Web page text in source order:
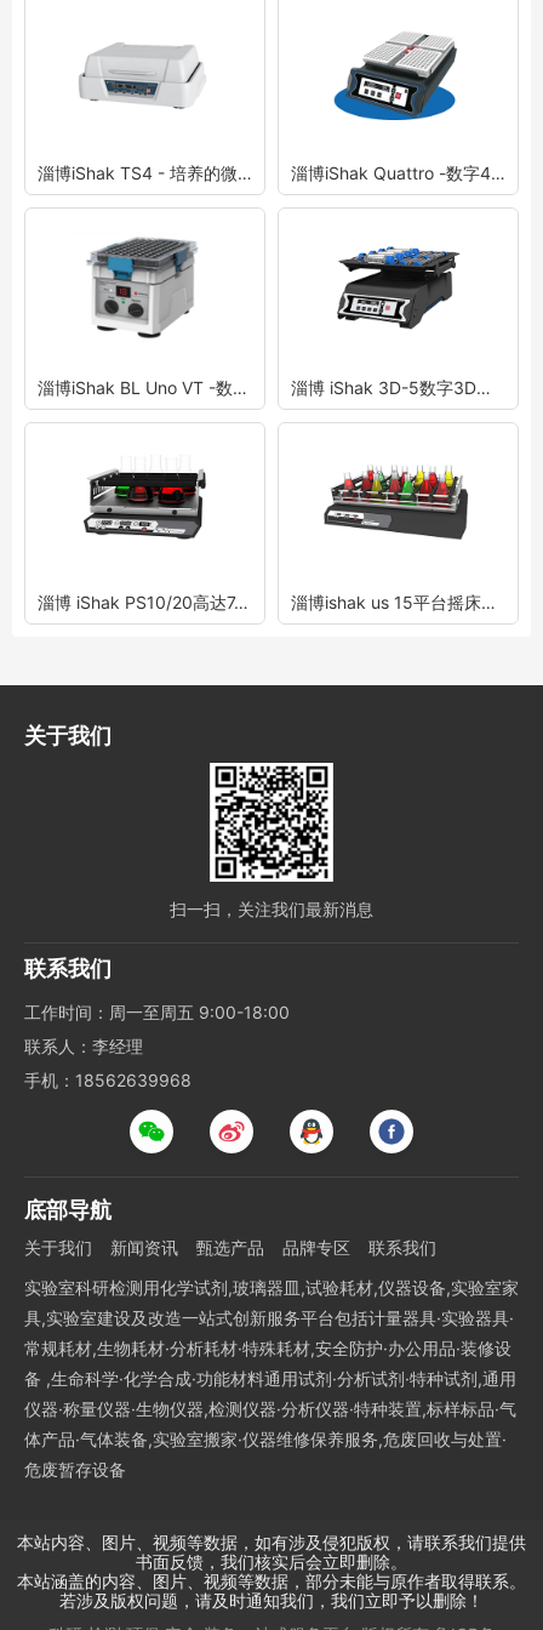
淄博iShak TS4 - 培养的微孔板振荡器 淄博iShak Quattro -数字4盘振荡器
淄博iShak BL Uno VT -数字微孔板振荡器 淄博 iShak 3D-5数字3D摇床（摇臂）
淄博 iShak PS10/20高达7.5公斤的平台摇床 淄博ishak us 15平台摇床重达15公斤
关于我们
扫一扫，关注我们最新消息
联系我们
工作时间：周一至周五 9:00-18:00
联系人：李经理
手机：18562639968
底部导航
关于我们 新闻资讯 甄选产品 品牌专区
联系我们
实验室科研检测用化学试剂,玻璃器皿,试验耗材,仪器设备,实验室家
具,实验室建设及改造一站式创新服务平台包括计量器具·实验器具·
常规耗材,生物耗材·分析耗材·特殊耗材,安全防护·办公用品·装修设
备 ,生命科学·化学合成·功能材料通用试剂·分析试剂·特种试剂,通用
仪器·称量仪器·生物仪器,检测仪器·分析仪器·特种装置,标样标品·气
体产品·气体装备,实验室搬家·仪器维修保养服务,危废回收与处置·
危废暂存设备
本站内容、图片、视频等数据，如有涉及侵犯版权，请联系我们提供
书面反馈，我们核实后会立即删除。
本站涵盖的内容、图片、视频等数据，部分未能与原作者取得联系。
若涉及版权问题，请及时通知我们，我们立即予以删除！